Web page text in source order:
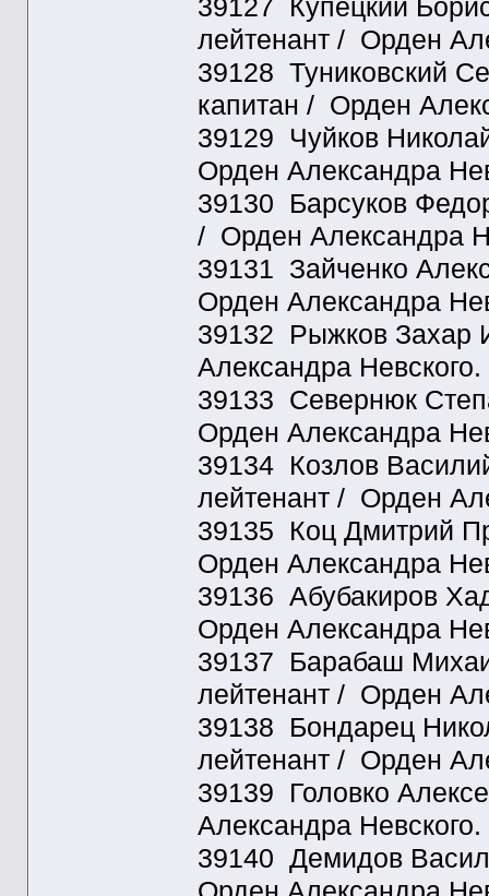
39127 Купецкий
лейтенант / Орден
39128 Туниковский
капитан / Орден
39129 Чуйков
Орден Александра
39130 Барсуков
/ Орден Александра
39131 Зайченко
Орден Александра
39132 Рыжков Захар
Александра Невского.
39133 Севернюк
Орден Александра
39134 Козлов
лейтенант / Орден
39135 Коц Дмитрий
Орден Александра
39136 Абубакиров
Орден Александра
39137 Барабаш
лейтенант / Орден
39138 Бондарец
лейтенант / Орден
39139 Головко
Александра Невского.
39140 Демидов